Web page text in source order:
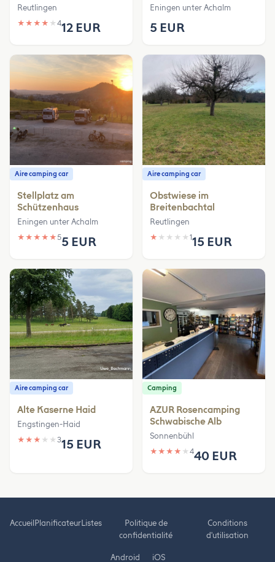
Reutlingen
★ ★ ★ ★ ★ 412 EUR
Eningen unter Achalm
5 EUR
Aire camping car
Stellplatz am
Schützenhaus
Eningen unter Achalm
★ ★ ★ ★ ★55 EUR
Aire camping car
Obstwiese im
Breitenbachtal
Reutlingen
★ ★ ★ ★ ★ 115 EUR
Aire camping car
Alte Kaserne Haid
Engstingen-Haid
★ ★ ★ ★ ★ 315 EUR
Camping
AZUR Rosencamping
Schwabische Alb
Sonnenbühl
★ ★ ★ ★ ★ 440 EUR
Accueil PlanificateurListes
Politique de
confidentialité
Conditions
d'utilisation
Android iOS